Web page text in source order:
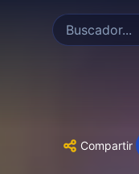
Compartir